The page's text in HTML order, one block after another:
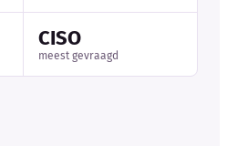
CISO
meest gevraagd